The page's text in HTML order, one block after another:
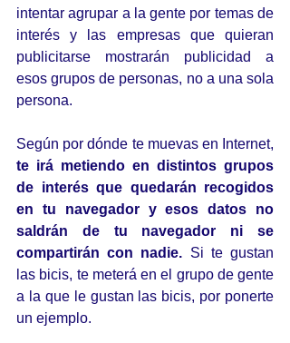
intentar agrupar a la gente por temas de
interés y las empresas que quieran
publicitarse mostrarán publicidad a
esos grupos de personas, no a una sola
persona.
te irá metiendo en distintos grupos
de interés que quedarán recogidos
en tu navegador y esos datos no
saldrán de tu navegador ni se
compartirán con nadie. Si te gustan
las bicis, te meterá en el grupo de gente
a la que le gustan las bicis, por ponerte
un ejemplo.